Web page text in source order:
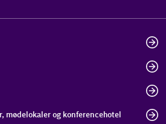
mødelokaler og konferencehotel